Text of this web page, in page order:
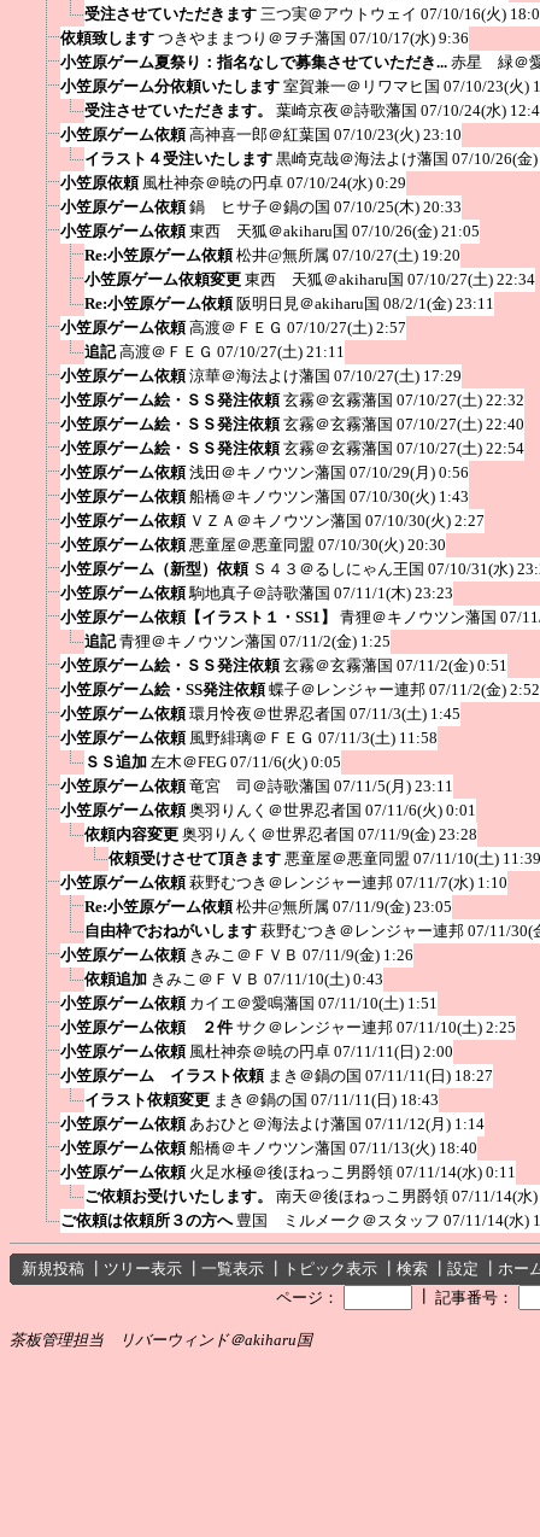
受注させていただきます 三つ実＠アウトウェイ 07/10/16(火)
依頼致します つきやままつり＠ヲチ藩国 07/10/17(水) 9:36
小笠原ゲーム夏祭り：指名なしで募集させていただき... 赤星 緑＠
小笠原ゲーム分依頼いたします 室賀兼一＠リワマヒ国 07/10/23(火)
受注させていただきます。
葉崎京夜＠詩歌藩国 07/10/24(水)
小笠原ゲーム依頼 高神喜一郎＠紅葉国 07/10/23(火) 23:10
イラスト４受注いたします 黒崎克哉＠海法よけ藩国 07/10/26(金
小笠原依頼 風杜神奈＠暁の円卓 07/10/24(水) 0:29
小笠原ゲーム依頼 鍋 ヒサ子＠鍋の国 07/10/25(木) 20:33
小笠原ゲーム依頼 東西 天狐＠akiharu国 07/10/26(金) 21:05
Re:小笠原ゲーム依頼 松井@無所属 07/10/27(土) 19:20
小笠原ゲーム依頼変更 東西 天狐＠akiharu国 07/10/27(土) 22:34
Re:小笠原ゲーム依頼 阪明日見＠akiharu国 08/2/1(金) 23:11
小笠原ゲーム依頼 高渡＠ＦＥＧ 07/10/27(土) 2:57
追記 高渡＠ＦＥＧ 07/10/27(土) 21:11
小笠原ゲーム依頼 涼華＠海法よけ藩国 07/10/27(土) 17:29
小笠原ゲーム絵・ＳＳ発注依頼 玄霧＠玄霧藩国 07/10/27(土) 22:32
小笠原ゲーム絵・ＳＳ発注依頼 玄霧＠玄霧藩国 07/10/27(土) 22:40
小笠原ゲーム絵・ＳＳ発注依頼 玄霧＠玄霧藩国 07/10/27(土) 22:54
小笠原ゲーム依頼 浅田＠キノウツン藩国 07/10/29(月) 0:56
小笠原ゲーム依頼 船橋＠キノウツン藩国 07/10/30(火) 1:43
小笠原ゲーム依頼 ＶＺＡ＠キノウツン藩国 07/10/30(火) 2:27
小笠原ゲーム依頼 悪童屋＠悪童同盟 07/10/30(火) 20:30
小笠原ゲーム（新型）依頼 Ｓ４３＠るしにゃん王国 07/10/31(水)
小笠原ゲーム依頼 駒地真子＠詩歌藩国 07/11/1(木) 23:23
小笠原ゲーム依頼【イラスト１・SS1】
青狸＠キノウツン藩国 07/
追記 青狸＠キノウツン藩国 07/11/2(金) 1:25
小笠原ゲーム絵・ＳＳ発注依頼 玄霧＠玄霧藩国 07/11/2(金) 0:51
小笠原ゲーム絵・SS発注依頼 蝶子＠レンジャー連邦 07/11/2(金) 2:52
小笠原ゲーム依頼 環月怜夜＠世界忍者国 07/11/3(土) 1:45
小笠原ゲーム依頼 風野緋璃＠ＦＥＧ 07/11/3(土) 11:58
ＳＳ追加 左木＠FEG 07/11/6(火) 0:05
小笠原ゲーム依頼 竜宮 司＠詩歌藩国 07/11/5(月) 23:11
小笠原ゲーム依頼 奥羽りんく＠世界忍者国 07/11/6(火) 0:01
依頼内容変更 奥羽りんく＠世界忍者国 07/11/9(金) 23:28
依頼受けさせて頂きます 悪童屋＠悪童同盟 07/11/10(土) 11:39
小笠原ゲーム依頼 萩野むつき＠レンジャー連邦 07/11/7(水) 1:10
Re:小笠原ゲーム依頼 松井@無所属 07/11/9(金) 23:05
自由枠でおねがいします 萩野むつき＠レンジャー連邦 07/11/30(
小笠原ゲーム依頼 きみこ＠ＦＶＢ 07/11/9(金) 1:26
依頼追加 きみこ＠ＦＶＢ 07/11/10(土) 0:43
小笠原ゲーム依頼 カイエ＠愛鳴藩国 07/11/10(土) 1:51
小笠原ゲーム依頼 ２件 サク＠レンジャー連邦 07/11/10(土) 2:25
小笠原ゲーム依頼 風杜神奈＠暁の円卓 07/11/11(日) 2:00
小笠原ゲーム イラスト依頼 まき＠鍋の国 07/11/11(日) 18:27
イラスト依頼変更 まき＠鍋の国 07/11/11(日) 18:43
小笠原ゲーム依頼 あおひと＠海法よけ藩国 07/11/12(月) 1:14
小笠原ゲーム依頼 船橋＠キノウツン藩国 07/11/13(火) 18:40
小笠原ゲーム依頼 火足水極＠後ほねっこ男爵領 07/11/14(水) 0:11
ご依頼お受けいたします。
南天＠後ほねっこ男爵領 07/11/14(水
ご依頼は依頼所３の方へ 豊国 ミルメーク＠スタッフ 07/11/14(水)
新規投稿 ツリー表示 一覧表示 トピック表示 検索 設定
ホー
ページ：
記事番号：
茶板管理担当 リバーウィンド＠akiharu国